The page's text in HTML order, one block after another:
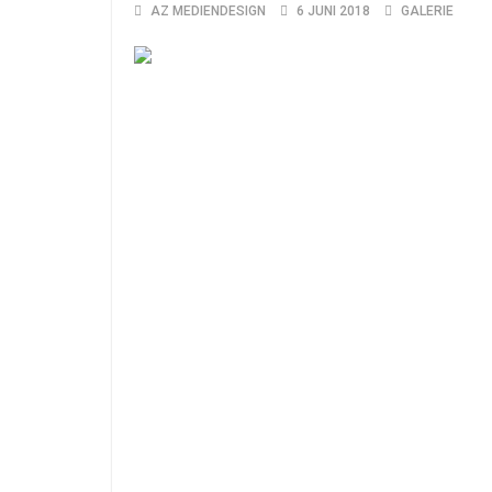
AZ MEDIENDESIGN 6 JUNI 2018 GALERIE